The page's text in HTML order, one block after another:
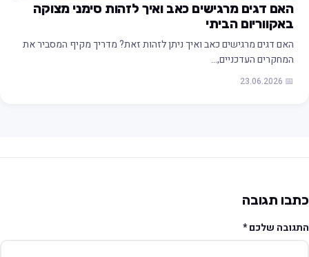
האם דגים מרגישים כאב ואיך לזהות סימני מצוקה
באקווריום הביתי
האם דגים מרגישים כאב ואיך ניתן לזהות זאת? מדריך מקיף המסביר את
המחקרים העדכניים,…
📅 23.06.2026
תגובה
שלכם*